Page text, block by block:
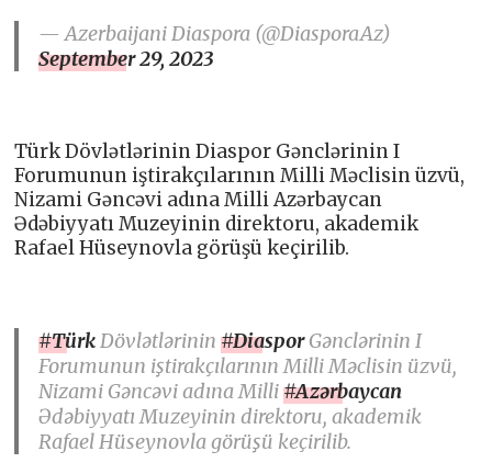
— Azerbaijani Diaspora (@DiasporaAz)
September 29, 2023
Türk Dövlətlərinin Diaspor Gənclərinin I
Forumunun iştirakçılarının Milli Məclisin üzvü,
Nizami Gəncəvi adına Milli Azərbaycan
Ədəbiyyatı Muzeyinin direktoru, akademik
Rafael Hüseynovla görüşü keçirilib.
#TürkDövlətlərinin#DiasporGənclərinin I
Forumunun iştirakçılarının Milli Məclisin üzvü,
Nizami Gəncəvi adına Milli#Azərbaycan
Ədəbiyyatı Muzeyinin direktoru, akademik
Rafael Hüseynovla görüşü keçirilib.